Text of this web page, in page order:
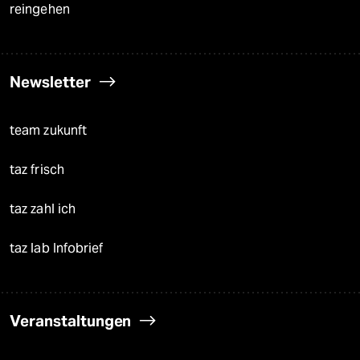
reingehen
Newsletter
team zukunft
taz frisch
taz zahl ich
taz lab Infobrief
Veranstaltungen